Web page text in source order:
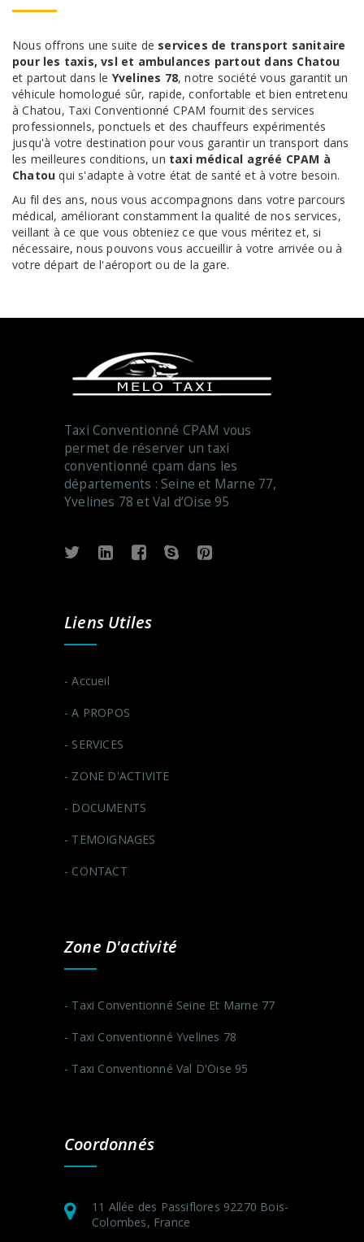
Nous offrons une suite de services de transport sanitaire
pour les taxis, vsl et ambulances partout dans Chatou
et partout dans le Yvelines 78, notre société vous garantit un
véhicule homologué sûr, rapide, confortable et bien entretenu
à Chatou, Taxi Conventionné CPAM fournit des services
professionnels, ponctuels et des chauffeurs expérimentés
jusqu'à votre destination pour vous garantir un transport dans
les meilleures conditions, un taxi médical agréé CPAM à
Chatou qui s'adapte à votre état de santé et à votre besoin.
Au fil des ans, nous vous accompagnons dans votre parcours
médical, améliorant constamment la qualité de nos services,
veillant à ce que vous obteniez ce que vous méritez et, si
nécessaire, nous pouvons vous accueillir à votre arrivée ou à
votre départ de l'aéroport ou de la gare.
Taxi Conventionné CPAM vous
permet de réserver un taxi
conventionné cpam dans les
départements : Seine et Marne 77,
Yvelines 78 et Val d’Oise 95
Liens Utiles
- Accueil
- A PROPOS
- SERVICES
- ZONE D'ACTIVITE
- DOCUMENTS
- TEMOIGNAGES
- CONTACT
Zone D'activité
- Taxi Conventionné Seine Et Marne 77
- Taxi Conventionné Yvelines 78
- Taxi Conventionné Val D'Oise 95
Coordonnés
11 Allée des Passiflores 92270 Bois-
Colombes, France